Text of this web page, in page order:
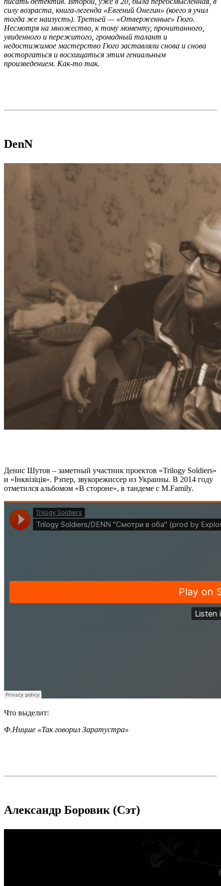
силу возраста, книга-легенда «Евгений Онегин» (коего я учил
тогда же наизусть). Третьей — «Отверженные» Гюго.
Несмотря на множество, к тому моменту, прочитанного,
увиденного и пережитого, громадный талант и
недостижимое мастерство Гюго заставляли снова и снова
восторгаться и восхищаться этим гениальным
произведением. Как-то так.
DenN
Денис Шутов – заметный участник проектов «Trilogy Soldiers»
и «Iнквiзiцiя». Рэпер, звукорежиссер из Украины. В 2014 году
отметился альбомом «В стороне», в тандеме с M.Family.
Что выделит:
Ф.Ницше «Так говорил Заратустра»
Александр Боровик (Сэт)